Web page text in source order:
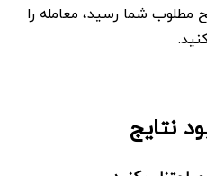
شما رسید، معامله را
نتایج